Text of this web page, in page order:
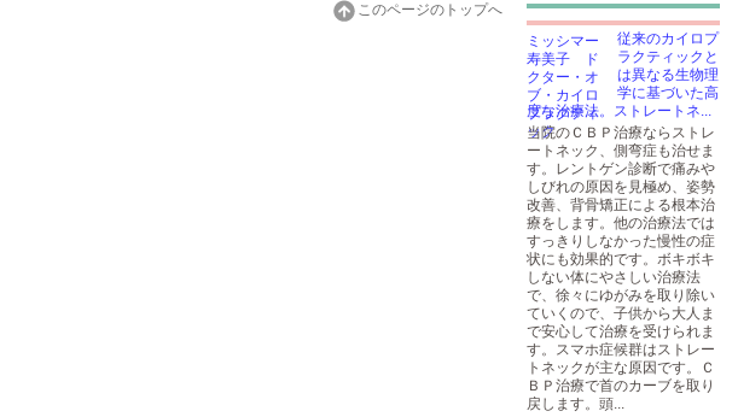
このページのトップへ
従来のカイロプ
ラクティックと
は異なる生物理
学に基づいた高
度な治療法。ストレートネ...
当院のＣＢＰ治療ならストレ
ートネック、側弯症も治せま
す。レントゲン診断で痛みや
しびれの原因を見極め、姿勢
改善、背骨矯正による根本治
療をします。他の治療法では
すっきりしなかった慢性の症
状にも効果的です。ボキボキ
しない体にやさしい治療法
で、徐々にゆがみを取り除い
ていくので、子供から大人ま
で安心して治療を受けられま
す。スマホ症候群はストレー
トネックが主な原因です。Ｃ
ＢＰ治療で首のカーブを取り
戻します。頭...